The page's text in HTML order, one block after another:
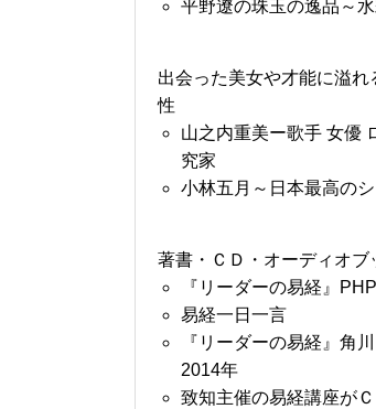
平野遼の珠玉の逸品～水
出会った美女や才能に溢れ
性
山之内重美ー歌手 女優
究家
小林五月～日本最高の
著書・ＣＤ・オーディオブ
『リーダーの易経』
易経一日一言
『リーダーの易経』角
2014年
致知主催の易経講座がＣ